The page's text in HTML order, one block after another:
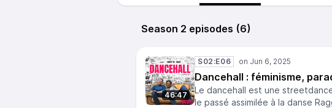
Season 2 episodes (6)
46:47
S02:E06
Dancehall : féminisme,
Le dancehall est une
le passé assimilée à la danse